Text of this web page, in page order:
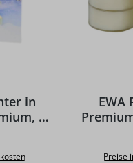
in
12
EWA
Preise